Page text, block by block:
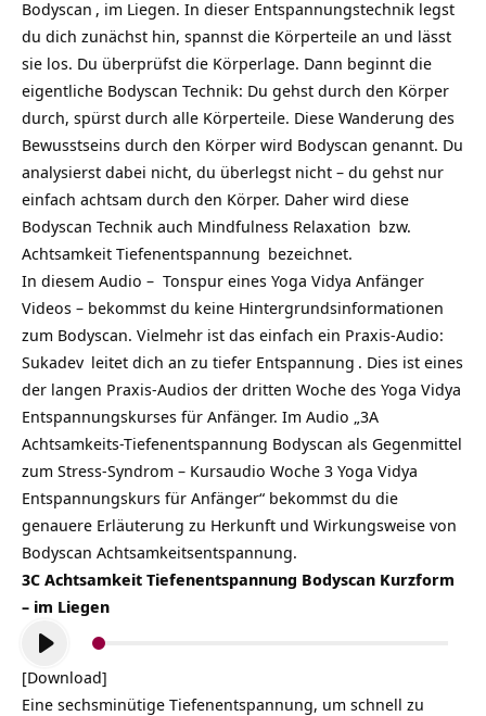
Bodyscan , im Liegen. In dieser Entspannungstechnik legst
du dich zunächst hin, spannst die Körperteile an und lässt
sie los. Du überprüfst die Körperlage. Dann beginnt die
eigentliche Bodyscan Technik: Du gehst durch den Körper
durch, spürst durch alle Körperteile. Diese Wanderung des
Bewusstseins durch den Körper wird Bodyscan genannt. Du
analysierst dabei nicht, du überlegst nicht – du gehst nur
einfach achtsam durch den Körper. Daher wird diese
Bodyscan Technik auch Mindfulness Relaxation bzw.
Achtsamkeit Tiefenentspannung bezeichnet.
In diesem Audio – Tonspur eines Yoga Vidya Anfänger
Videos – bekommst du keine Hintergrundsinformationen
zum Bodyscan. Vielmehr ist das einfach ein Praxis-Audio:
Sukadev leitet dich an zu tiefer Entspannung . Dies ist eines
der langen Praxis-Audios der dritten Woche des Yoga Vidya
Entspannungskurses für Anfänger. Im Audio „3A
Achtsamkeits-Tiefenentspannung Bodyscan als Gegenmittel
zum Stress-Syndrom – Kursaudio Woche 3 Yoga Vidya
Entspannungskurs für Anfänger“ bekommst du die
genauere Erläuterung zu Herkunft und Wirkungsweise von
Bodyscan Achtsamkeitsentspannung.
3C Achtsamkeit Tiefenentspannung Bodyscan Kurzform
– im Liegen
Audio-
Player
[Download]
Eine sechsminütige Tiefenentspannung, um schnell zu